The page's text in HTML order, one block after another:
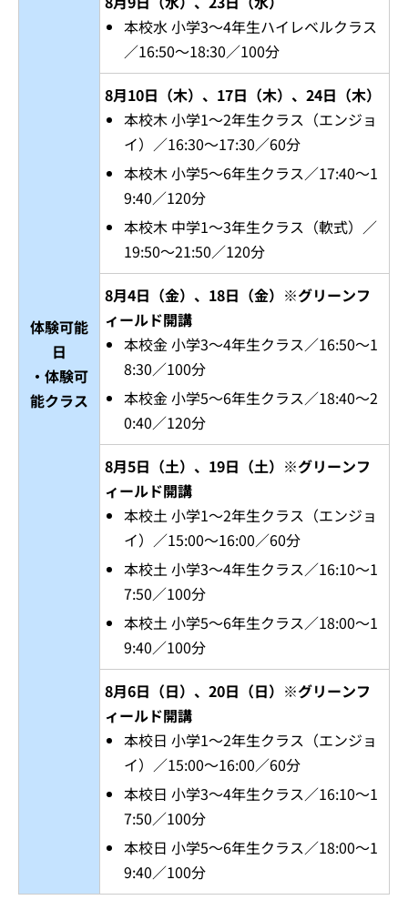
体験可能
日
・体験可
能クラス
本校水 小学3～4年生ハイレベルクラス
／16:50～18:30／100分
8月10日（木）、17日（木）、24日（木）
本校木 小学1～2年生クラス（エンジョ
イ）／16:30～17:30／60分
本校木 小学5～6年生クラス／17:40～1
9:40／120分
本校木 中学1～3年生クラス（軟式）／
19:50～21:50／120分
8月4日（金）、18日（金）※グリーンフ
ィールド開講
本校金 小学3～4年生クラス／16:50～1
8:30／100分
本校金 小学5～6年生クラス／18:40～2
0:40／120分
8月5日（土）、19日（土）※グリーンフ
ィールド開講
本校土 小学1～2年生クラス（エンジョ
イ）／15:00～16:00／60分
本校土 小学3～4年生クラス／16:10～1
7:50／100分
本校土 小学5～6年生クラス／18:00～1
9:40／100分
8月6日（日）、20日（日）※グリーンフ
ィールド開講
本校日 小学1～2年生クラス（エンジョ
イ）／15:00～16:00／60分
本校日 小学3～4年生クラス／16:10～1
7:50／100分
本校日 小学5～6年生クラス／18:00～1
9:40／100分